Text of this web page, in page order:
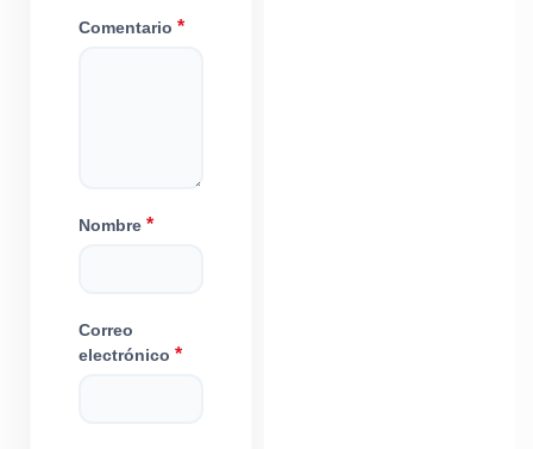
Comentario *
Nombre *
Correo
electrónico *